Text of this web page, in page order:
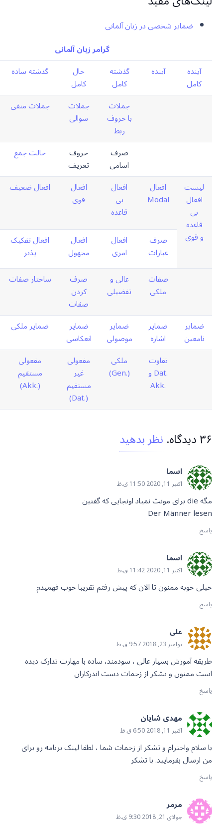
ضمایر شخصی در زبان آلمانی
گرامر زبان آلمانی
آینده
کامل
آینده گذشته
کامل
حال
کامل
گذشته ساده
جملات
با حروف
ربط
جملات
سوالی
جملات منفی
صرف
اسامی
حروف
تعریف
حالت جمع
لیست
افعال
بی
قاعده
و قوی
افعال
Modal
افعال
بی
قاعده
افعال
قوی
افعال ضعیف
صرف
عبارات
افعال
امری
افعال
مجهول
افعال تفکیک
پذیر
صفات
ملکی
عالی و
تفضیلی
صرف
کردن
صفات
ساختار صفات
ضمایر
نامعین
ضمایر
اشاره
ضمایر
موصولی
ضمایر
انعکاسی
ضمایر ملکی
تفاوت
.Dat و
.Akk
ملکی
(.Gen)
مفعولی
غیر
مستقیم
(.Dat)
مفعولی
مستقیم
(.Akk)
۳۶دیدگاه.نظر بدهید
اسما
اکتبر 11, 2020 11:50 ق.ظ
مگه die برای مونث نمیاد اونجایی که گفتین
Der Männer lesen
پاسخ
اسما
اکتبر 11, 2020 11:42 ق.ظ
خیلی خوبه ممنون تا الان که پیش رفتم تقریبا خوب فهمیدم
پاسخ
علی
نوامبر 23, 2018 9:57 ق.ظ
طریقه آموزش بسیار عالی ، سودمند، ساده با مهارت تدارک دیده
است ممنون و تشکر از زحمات دست اندرکاران
پاسخ
مهدی شایان
اکتبر 11, 2018 6:50 ق.ظ
با سلام واحترام و تشکر از زحمات شما ، لطفا لینک برنامه رو برای
من ارسال بفرمایید. با تشکر
پاسخ
مرمر
جولای 21, 2018 9:30 ق.ظ